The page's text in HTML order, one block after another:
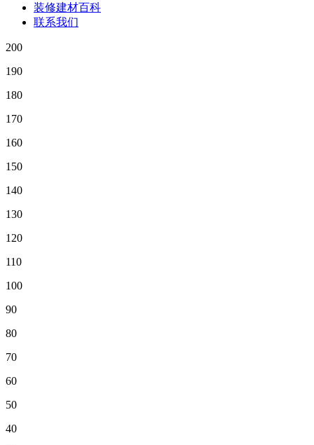
装修建材百科
联系我们
200
190
180
170
160
150
140
130
120
110
100
90
80
70
60
50
40